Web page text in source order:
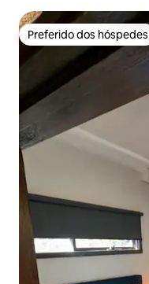
Preferido dos hóspedes
Preferido dos hóspedes